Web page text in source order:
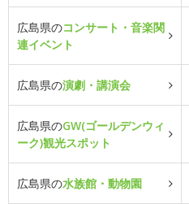
広島県のコンサート・音楽関
連イベント
広島県の演劇・講演会
広島県のGW(ゴールデンウィ
ーク)観光スポット
広島県の水族館・動物園